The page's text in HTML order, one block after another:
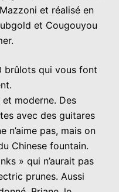
et réalisé en
et Cougouyou
brûlots qui vous font
moderne. Des
avec des guitares
n’aime pas, mais on
Chinese fountain.
» qui n’aurait pas
prunes. Aussi